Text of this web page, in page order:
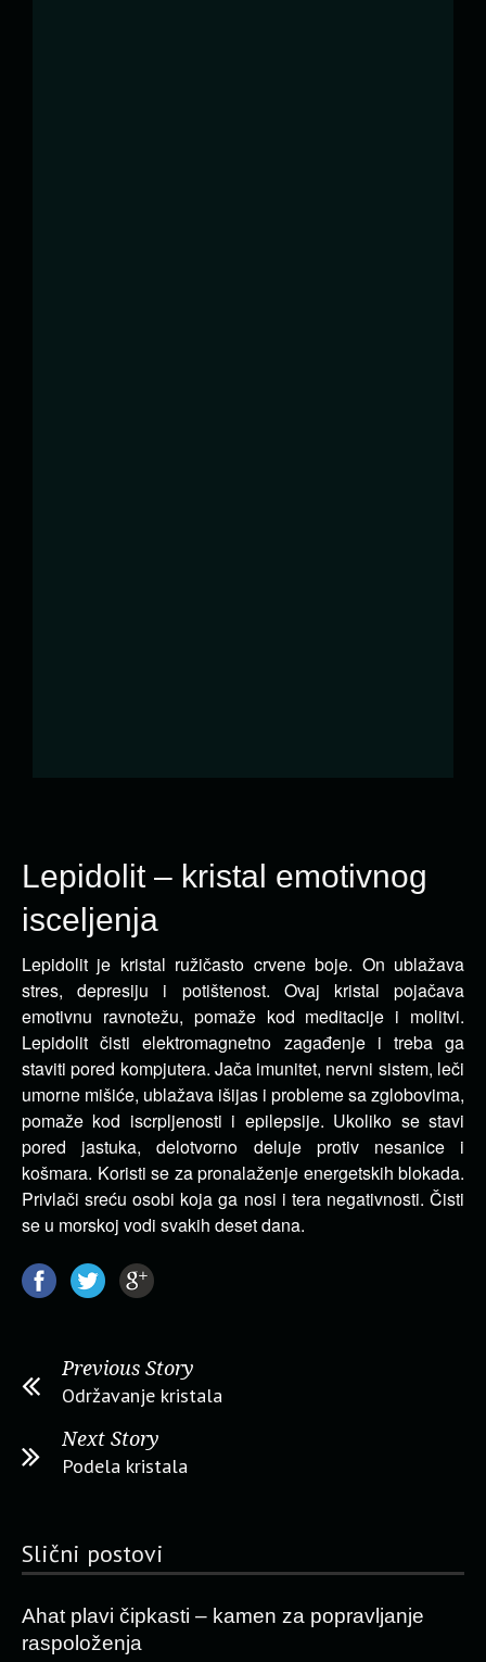
Lepidolit – kristal emotivnog
isceljenja
Lepidolit je kristal ružičasto crvene boje. On ublažava
stres, depresiju i potištenost. Ovaj kristal pojačava
emotivnu ravnotežu, pomaže kod meditacije i molitvi.
Lepidolit čisti elektromagnetno zagađenje i treba ga
staviti pored kompjutera. Jača imunitet, nervni sistem, leči
umorne mišiće, ublažava išijas i probleme sa zglobovima,
pomaže kod iscrpljenosti i epilepsije. Ukoliko se stavi
pored jastuka, delotvorno deluje protiv nesanice i
košmara. Koristi se za pronalaženje energetskih blokada.
Privlači sreću osobi koja ga nosi i tera negativnosti. Čisti
se u morskoj vodi svakih deset dana.
Previous Story
Održavanje kristala
Next Story
Podela kristala
Slični postovi
Ahat plavi čipkasti – kamen za popravljanje
raspoloženja